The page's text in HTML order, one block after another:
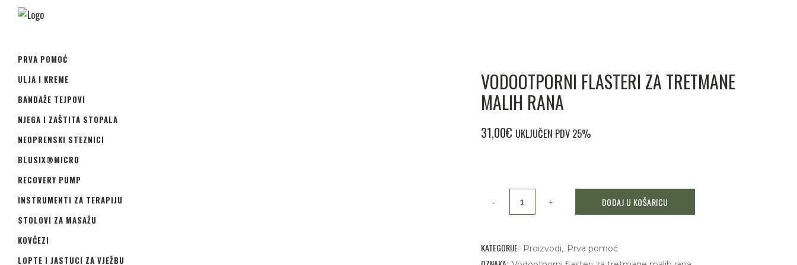
PRVA POMOĆ
ULJA I KREME
BANDAŽE TEJPOVI
NJEGA I ZAŠTITA STOPALA
NEOPRENSKI STEZNICI
BLUSIX®MICRO
RECOVERY PUMP
INSTRUMENTI ZA TERAPIJU
STOLOVI ZA MASAŽU
KOVČEZI
LOPTE I JASTUCI ZA VJEŽBU
VODOOTPORNI FLASTERI ZA TRETMANE
MALIH RANA
31,00€ UKLJUČEN PDV 25%
Vodootporni
za
DODAJ U KOŠARICU
KATEGORIJE: Proizvodi Prva pomoć